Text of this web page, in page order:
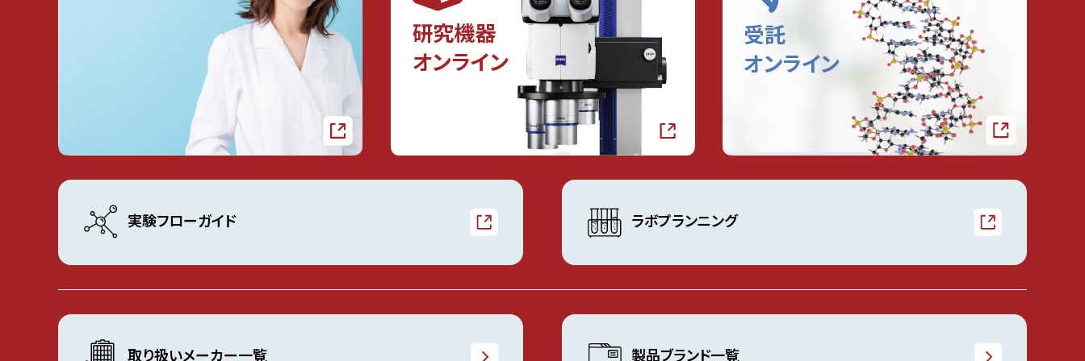
実験フローガイド ラボプランニング
取り扱いメーカー一覧 製品ブランド一覧